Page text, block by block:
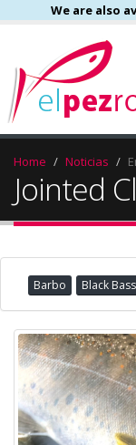
We are also
Home Noticias
Jointed
Barbo Black Bass